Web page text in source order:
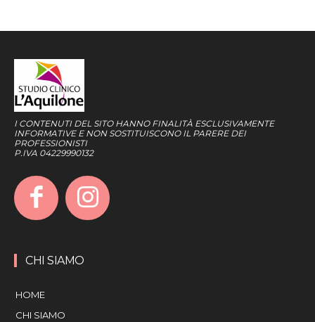
I CONTENUTI DEL SITO HANNO FINALITÀ ESCLUSIVAMENTE
INFORMATIVE E NON SOSTITUISCONO IL PARERE DEI
PROFESSIONISTI
P.IVA 04229990132
CHI SIAMO
HOME
CHI SIAMO